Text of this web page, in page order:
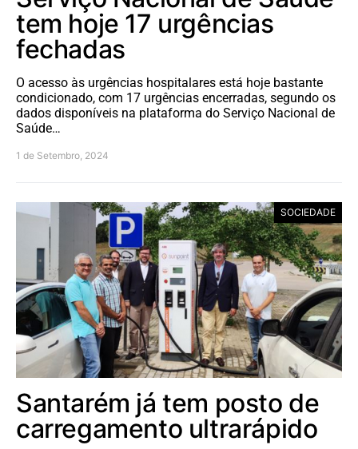
tem hoje 17 urgências
fechadas
O acesso às urgências hospitalares está hoje bastante
condicionado, com 17 urgências encerradas, segundo os
dados disponíveis na plataforma do Serviço Nacional de
Saúde…
1 de Setembro, 2024
SOCIEDADE
Santarém já tem posto de
carregamento ultrarápido